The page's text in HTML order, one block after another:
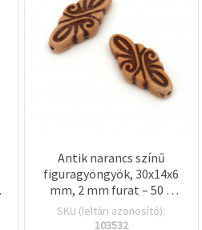
Antik narancs színű
figuragyöngyök, 30x14x6
mm, 2 mm furat – 50 g
(~27 db)
SKU (leltári azonosító):
103532